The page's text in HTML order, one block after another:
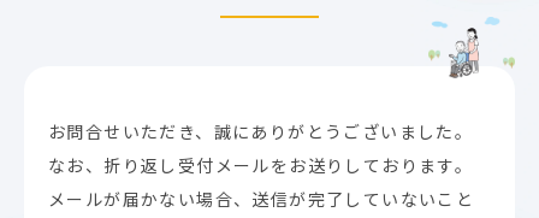
お問合せいただき、誠にありがとうございました。
なお、折り返し受付メールをお送りしております。
メールが届かない場合、送信が完了していないこと